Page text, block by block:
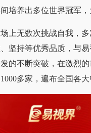
培养出多位世界冠军
无数次挑战自我，多
坚持等优秀品质，与
的不断突破，在激烈
多家，遍布全国各大